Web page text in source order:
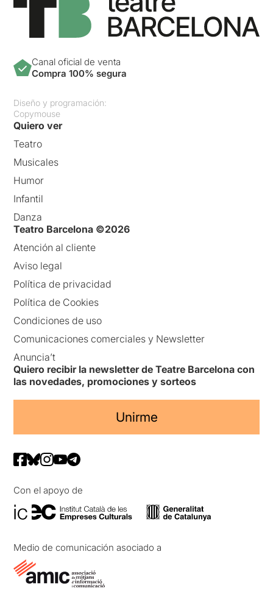
Canal oficial de venta
Compra 100% segura
Diseño y programación:
Copymouse
Quiero ver
Teatro
Musicales
Humor
Infantil
Danza
Teatro Barcelona ©2026
Atención al cliente
Aviso legal
Política de privacidad
Política de Cookies
Condiciones de uso
Comunicaciones comerciales y Newsletter
Anuncia’t
Quiero recibir la newsletter de Teatre Barcelona con
las novedades, promociones y sorteos
Unirme
Con el apoyo de
Medio de comunicación asociado a